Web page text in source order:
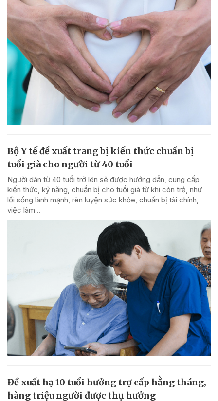
Bộ Y tế đề xuất trang bị kiến thức chuẩn bị
tuổi già cho người từ 40 tuổi
Người dân từ 40 tuổi trở lên sẽ được hướng dẫn, cung cấp
kiến thức, kỹ năng, chuẩn bị cho tuổi già từ khi còn trẻ, như
lối sống lành mạnh, rèn luyện sức khỏe, chuẩn bị tài chính,
việc làm...
Đề xuất hạ 10 tuổi hưởng trợ cấp hằng tháng,
hàng triệu người được thụ hưởng